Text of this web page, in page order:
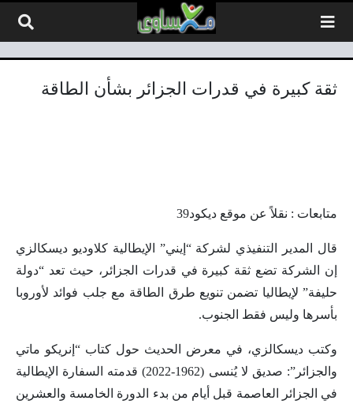
ثقة كبيرة في قدرات الجزائر بشأن الطاقة
متابعات : نقلاً عن موقع ديكود39
قال المدير التنفيذي لشركة “إيني” الإيطالية كلاوديو ديسكالزي
إن الشركة تضع ثقة كبيرة في قدرات الجزائر، حيث تعد “دولة
حليفة” لإيطاليا تضمن تنويع طرق الطاقة مع جلب فوائد لأوروبا
بأسرها وليس فقط الجنوب.
وكتب ديسكالزي، في معرض الحديث حول كتاب “إنريكو ماتي
والجزائر”: صديق لا يُنسى (1962-2022) قدمته السفارة الإيطالية
في الجزائر العاصمة قبل أيام من بدء الدورة الخامسة والعشرين